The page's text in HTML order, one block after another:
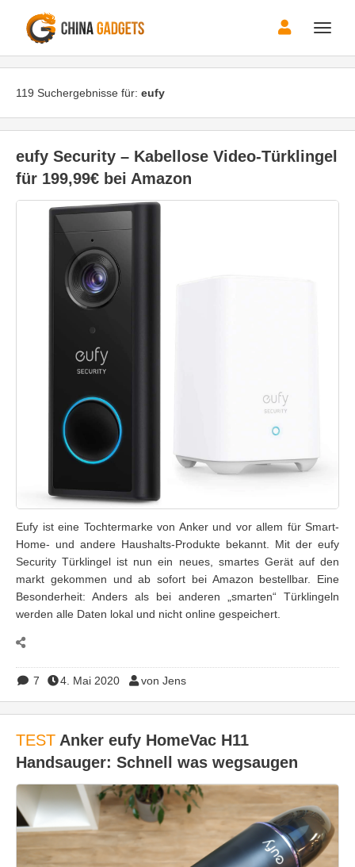
Toggle
119 Suchergebnisse für: eufy
eufy Security – Kabellose Video-Türklingel
für 199,99€ bei Amazon
Eufy ist eine Tochtermarke von Anker und vor allem für Smart-
Home- und andere Haushalts-Produkte bekannt. Mit der eufy
Security Türklingel ist nun ein neues, smartes Gerät auf den
markt gekommen und ab sofort bei Amazon bestellbar. Eine
Besonderheit: Anders als bei anderen „smarten“ Türklingeln
werden alle Daten lokal und nicht online gespeichert.
7 4. Mai 2020 von Jens
TEST Anker eufy HomeVac H11
Handsauger: Schnell was wegsaugen